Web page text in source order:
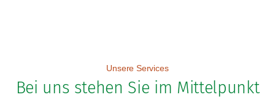
Bei uns stehen Sie im Mittelpunkt
Unsere Services